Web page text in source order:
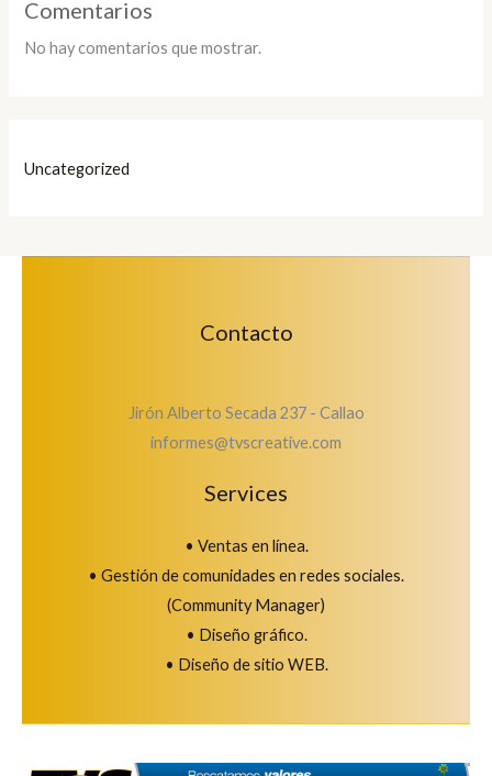
Comentarios
No hay comentarios que mostrar.
Uncategorized
Contacto
Jirón Alberto Secada 237 - Callao
informes@tvscreative.com
Services
• Ventas en línea.
• Gestión de comunidades en redes sociales.
(Community Manager)
• Diseño gráfico.
• Diseño de sitio WEB.